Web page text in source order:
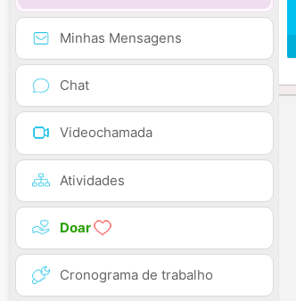
Minhas Mensagens
Chat
Videochamada
Atividades
Doar
Cronograma de trabalho